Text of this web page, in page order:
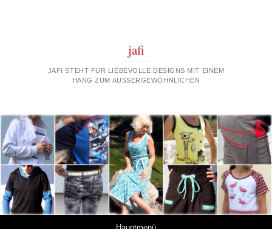
jafi
JAFI STEHT FÜR LIEBEVOLLE DESIGNS MIT EINEM
HANG ZUM AUSSERGEWÖHNLICHEN